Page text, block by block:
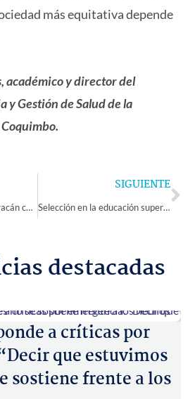
más equitativa depende
académico y director del
y Gestión de Salud de la
Fiesta religiosa de Guayacán congrega a miles de personas con tradicional misa y procesión
SIGUIENTE
Selección en la educación superior: mujeres aumentan 5,4% y egresados de establecimientos públicos crecen 5,7%
destacadas
a críticas por
que estuvimos
sostiene frente a los